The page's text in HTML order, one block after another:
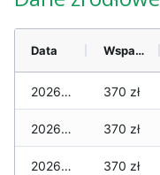
Data Wsparcie
2026-08-09 370 zł
2026-08-08 370 zł
2026-08-07 370 zł